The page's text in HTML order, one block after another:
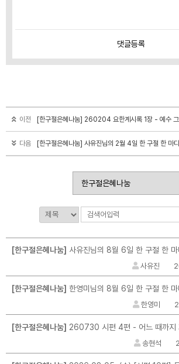
댓글등록
이전 [한구절은혜나눔] 260204 요한계시록 1장 - 예수 그
다음 [한구절은혜나눔] 사유진님의 2월 4일 한 구절 한 마디
[한구절은혜나눔] 사유진님의 8월 6일 한 구절 한 마
사유진
[한구절은혜나눔] 한영미님의 8월 6일 한 구절 한 마
한영미
[한구절은혜나눔] 260730 시편 4편 - 어느 때까지 거짓
송현석